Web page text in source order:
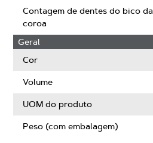
Entalhe
Contagem de dentes do bico da
coroa
Geral
Cor
Volume
UOM do produto
Peso (com embalagem)